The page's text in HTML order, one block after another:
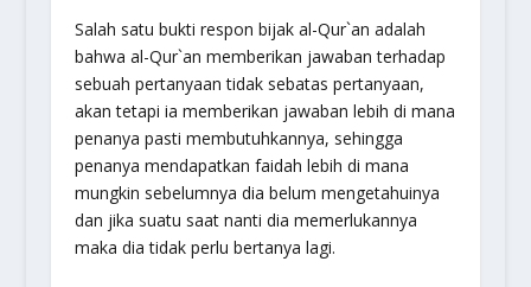
Salah satu bukti respon bijak al-Qur`an adalah
bahwa al-Qur`an memberikan jawaban terhadap
sebuah pertanyaan tidak sebatas pertanyaan,
akan tetapi ia memberikan jawaban lebih di mana
penanya pasti membutuhkannya, sehingga
penanya mendapatkan faidah lebih di mana
mungkin sebelumnya dia belum mengetahuinya
dan jika suatu saat nanti dia memerlukannya
maka dia tidak perlu bertanya lagi.